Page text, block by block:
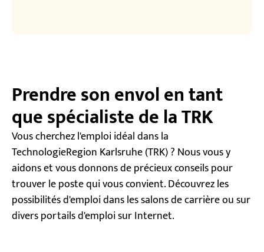
Prendre son envol en tant
que spécialiste de la TRK
Vous cherchez l'emploi idéal dans la
TechnologieRegion Karlsruhe (TRK) ? Nous vous y
aidons et vous donnons de précieux conseils pour
trouver le poste qui vous convient. Découvrez les
possibilités d'emploi dans les salons de carrière ou sur
divers portails d'emploi sur Internet.